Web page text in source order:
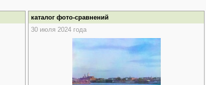
каталог фото-сравнений
30 июля 2024 года